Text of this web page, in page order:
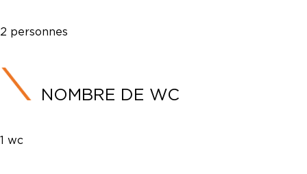
2 personnes
NOMBRE DE WC
1 wc